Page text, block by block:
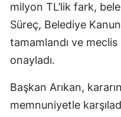
milyon TL’lik fark,
Süreç, Belediye
tamamlandı ve
onayladı.
Başkan Arıkan,
memnuniyetle